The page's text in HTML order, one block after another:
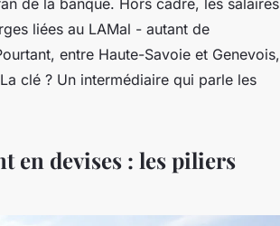
liées au LAMal - autant de
entre Haute-Savoie et Genevois,
clé ? Un intermédiaire qui parle les
en devises : les piliers